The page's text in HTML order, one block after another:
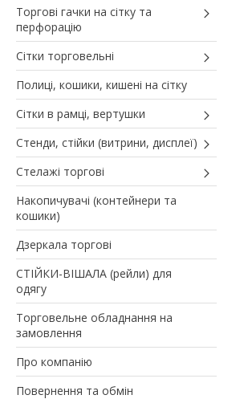
Торгові гачки на сітку та
перфорацію
Сітки торговельні
Полиці, кошики, кишені на сітку
Сітки в рамці, вертушки
Стенди, стійки (витрини, дисплеї)
Стелажі торгові
Накопичувачі (контейнери та
кошики)
Дзеркала торгові
СТІЙКИ-ВІШАЛА (рейли) для
одягу
Торговельне обладнання на
замовлення
Про компанію
Повернення та обмін